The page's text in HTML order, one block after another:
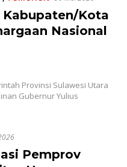
Kota
Nasional
Provinsi Sulawesi Utara
Gubernur Yulius
Pemprov